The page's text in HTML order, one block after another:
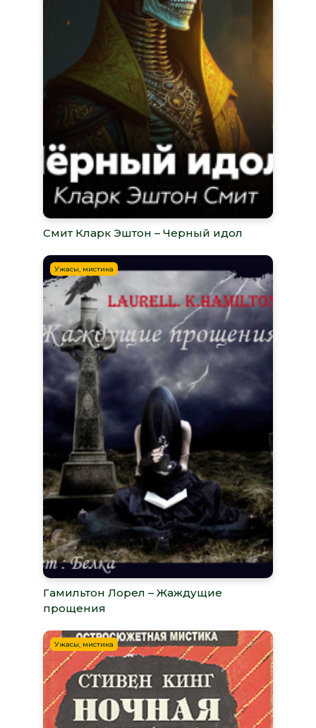
Смит Кларк Эштон – Черный идол
Ужасы, мистика
Гамильтон Лорел – Жаждущие
прощения
Ужасы, мистика